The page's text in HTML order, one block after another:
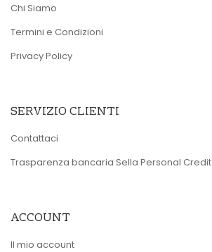
Chi Siamo
Termini e Condizioni
Privacy Policy
SERVIZIO CLIENTI
Contattaci
Trasparenza bancaria Sella Personal Credit
ACCOUNT
Il mio account